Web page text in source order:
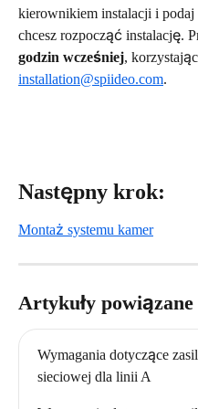
kierownikiem instalacji i
chcesz rozpocząć instalację.
godzin wcześniej,
installation@spiideo.com.
Następny krok:
Montaż systemu kamer
Artykuły powiązane
Wymagania dotyczące
sieciowej dla linii A